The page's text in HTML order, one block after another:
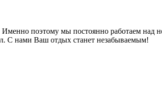
поэтому мы постоянно работаем
С нами Ваш отдых станет незабываемым!